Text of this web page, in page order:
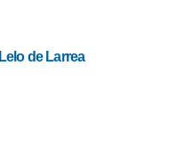
de Larrea